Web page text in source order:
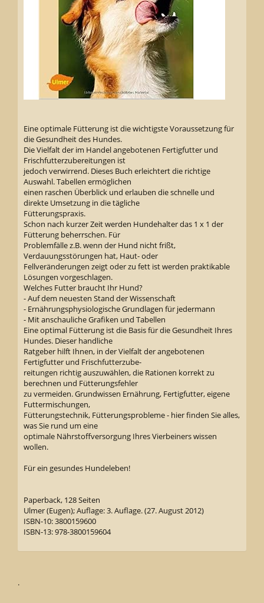
Eine optimale Fütterung ist die wichtigste Voraussetzung für
die Gesundheit des Hundes.
Die Vielfalt der im Handel angebotenen Fertigfutter und
Frischfutterzubereitungen ist
jedoch verwirrend. Dieses Buch erleichtert die richtige
Auswahl. Tabellen ermöglichen
einen raschen Überblick und erlauben die schnelle und
direkte Umsetzung in die tägliche
Fütterungspraxis.
Schon nach kurzer Zeit werden Hundehalter das 1 x 1 der
Fütterung beherrschen. Für
Problemfälle z.B. wenn der Hund nicht frißt,
Verdauungsstörungen hat, Haut- oder
Fellveränderungen zeigt oder zu fett ist werden praktikable
Lösungen vorgeschlagen.
Welches Futter braucht Ihr Hund?
- Auf dem neuesten Stand der Wissenschaft
- Ernährungsphysiologische Grundlagen für jedermann
- Mit anschauliche Grafiken und Tabellen
Eine optimal Fütterung ist die Basis für die Gesundheit Ihres
Hundes. Dieser handliche
Ratgeber hilft Ihnen, in der Vielfalt der angebotenen
Fertigfutter und Frischfutterzube-
reitungen richtig auszuwählen, die Rationen korrekt zu
berechnen und Fütterungsfehler
zu vermeiden. Grundwissen Ernährung, Fertigfutter, eigene
Futtermischungen,
Fütterungstechnik, Fütterungsprobleme - hier finden Sie alles,
was Sie rund um eine
optimale Nährstoffversorgung Ihres Vierbeiners wissen
wollen.
Für ein gesundes Hundeleben!
Paperback, 128 Seiten
Ulmer (Eugen); Auflage: 3. Auflage. (27. August 2012)
ISBN-10: 3800159600
ISBN-13: 978-3800159604
.